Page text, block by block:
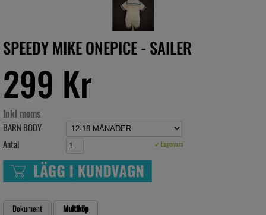
SPEEDY MIKE ONEPICE - SAILER
299 Kr
Inkl moms
BARN BODY
Antal
✓ Lagervara
Dokument Multiköp